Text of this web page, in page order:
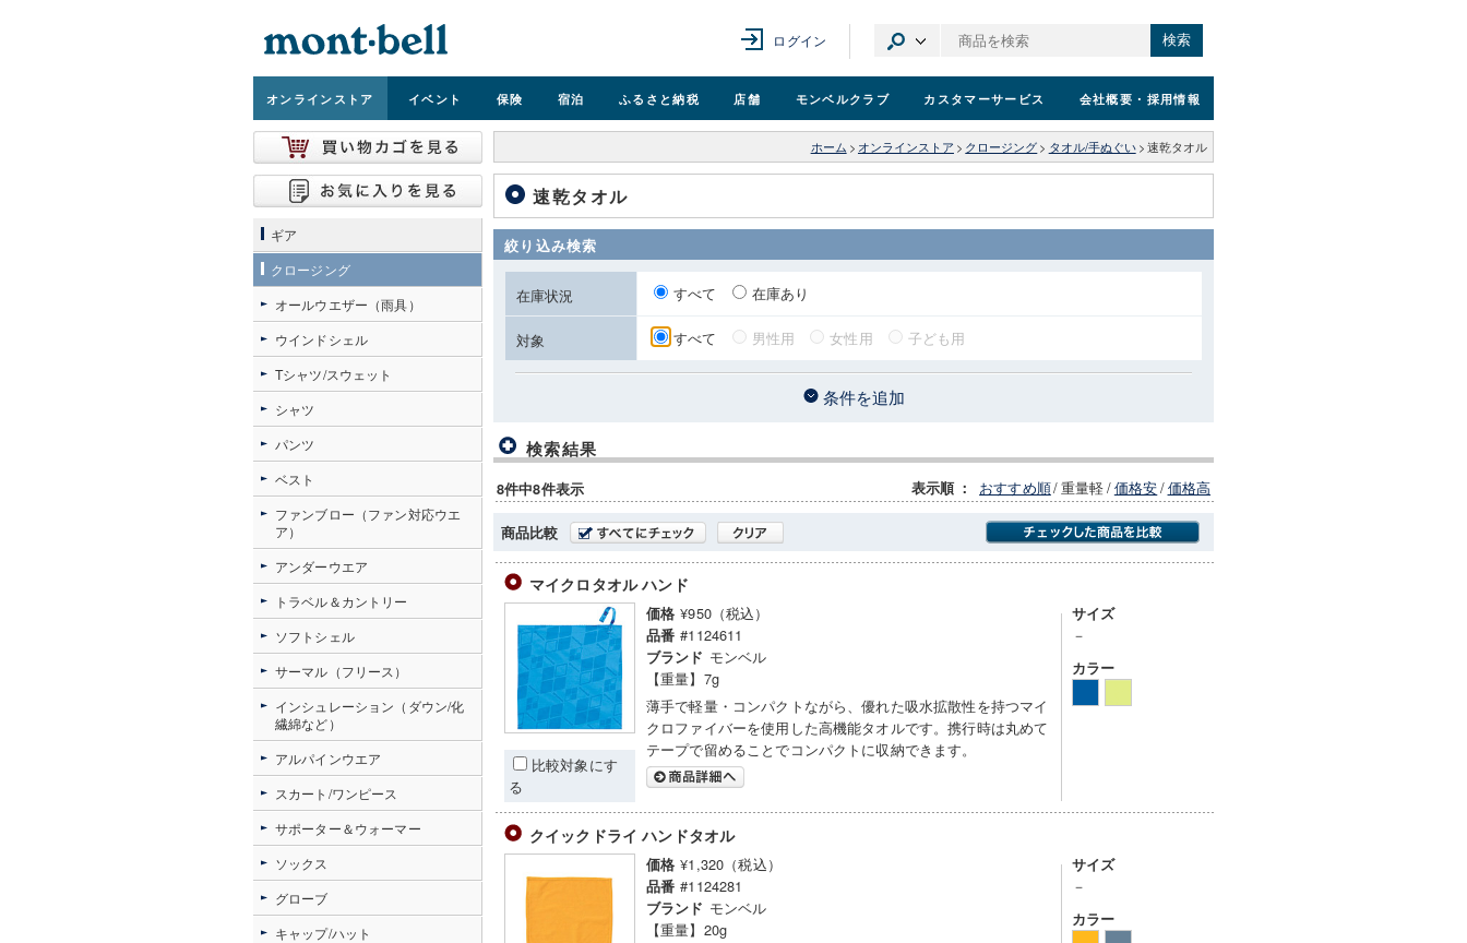
ログイン 検索
オンラインストア イベント 保険 宿泊 ふるさと納税 店舗 モンベルクラブ カスタマーサービス 会社概要 ・採用情報
ホーム > オンラインストア > クロージング > タオル/手ぬぐい > 速乾タオル
速乾タオル
絞り込み検索
在庫状況 すべて 在庫あり
対象 すべて 男性用 女性用 子ども用
条件を追加
検索結果
8件中8件表示 表示順 ： おすすめ順/重量軽/価格安/価格高
商品比較
マイクロタオル ハンド
比較対象にす
る
価格 ¥950（税込）
品番 #1124611
ブランド モンベル
【重量】7g
薄手で軽量・コンパクトながら、優れた吸水拡散性を持つマイ
クロファイバーを使用した高機能タオルです。携行時は丸めて
テープで留めることでコンパクトに収納できます。
サイズ
－
カラー
クイックドライ ハンドタオル
価格 ¥1,320（税込）
品番 #1124281
ブランド モンベル
【重量】20g
サイズ
－
カラー
ギア
クロージング
オールウエザー（雨具）
ウインドシェル
Tシャツ/スウェット
シャツ
パンツ
ベスト
ファンブロー（ファン対応ウエ
ア）
アンダーウエア
トラベル＆カントリー
ソフトシェル
サーマル（フリース）
インシュレーション（ダウン/化
繊綿など）
アルパインウエア
スカート/ワンピース
サポーター＆ウォーマー
ソックス
グローブ
キャップ/ハット